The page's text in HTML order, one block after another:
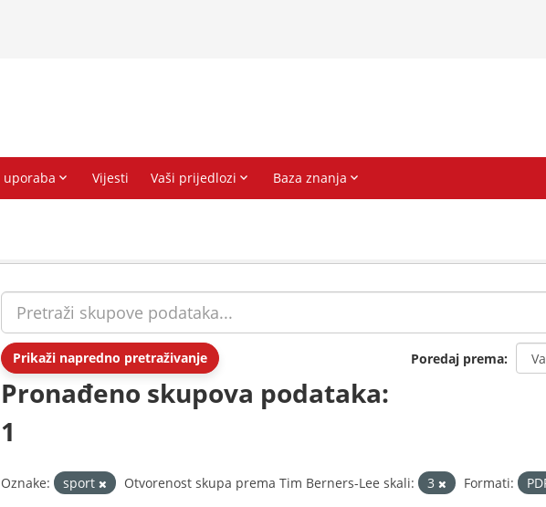
Prikaži napredno pretraživanje Poredaj prema
Pronađeno skupova podataka:
1
Oznake: sport Otvorenost skupa prema Tim Berners-Lee skali: 3 Formati: